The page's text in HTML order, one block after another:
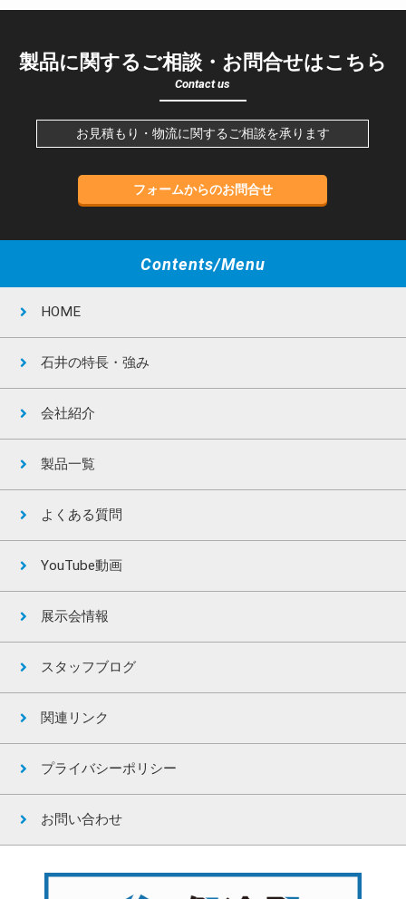
製品に関するご相談・お問合せはこちら
Contact us
お見積もり・物流に関するご相談を承ります
フォームからのお問合せ
Contents/Menu
HOME
石井の特長・強み
会社紹介
製品一覧
よくある質問
YouTube動画
展示会情報
スタッフブログ
関連リンク
プライバシーポリシー
お問い合わせ